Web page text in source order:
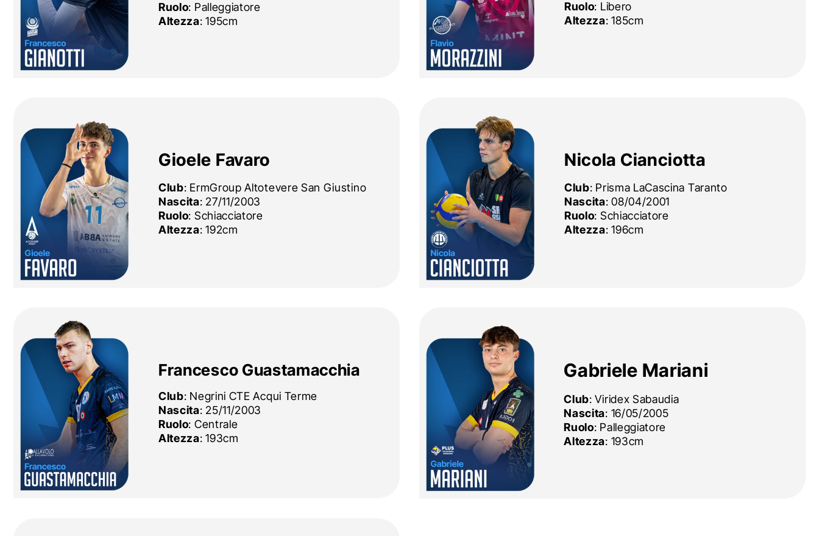
Ruolo: Palleggiatore
Altezza: 195cm
Ruolo: Libero
Altezza: 185cm
Gioele Favaro
Club: ErmGroup Altotevere San Giustino
Nascita: 27/11/2003
Ruolo: Schiacciatore
Altezza: 192cm
Nicola Cianciotta
Club: Prisma LaCascina Taranto
Nascita: 08/04/2001
Ruolo: Schiacciatore
Altezza: 196cm
Francesco Guastamacchia
Club: Negrini CTE Acqui Terme
Nascita: 25/11/2003
Ruolo: Centrale
Altezza: 193cm
Gabriele Mariani
Club: Viridex Sabaudia
Nascita: 16/05/2005
Ruolo: Palleggiatore
Altezza: 193cm